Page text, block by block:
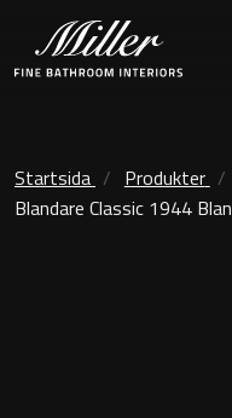
Kommoder
Serier
Ambient Speglar
Startsida Produkter
Blandare Classic 1944